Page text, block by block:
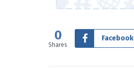
0
Shares
Facebook